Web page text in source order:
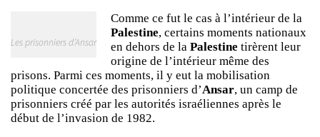
Les prisonniers d’Ansar
Comme ce fut le cas à l’intérieur de la
Palestine, certains moments nationaux
en dehors de la Palestine tirèrent leur
origine de l’intérieur même des
prisons. Parmi ces moments, il y eut la mobilisation
politique concertée des prisonniers d’Ansar, un camp de
prisonniers créé par les autorités israéliennes après le
début de l’invasion de 1982.